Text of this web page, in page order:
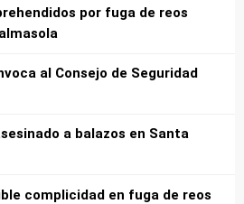
por fuga de reos
al Consejo de Seguridad
a balazos en Santa
complicidad en fuga de reos